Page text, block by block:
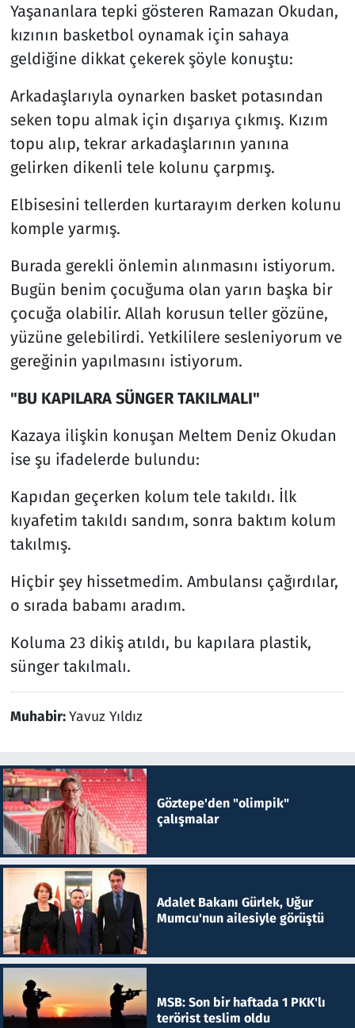
Yaşananlara tepki gösteren Ramazan Okudan,
kızının basketbol oynamak için sahaya
geldiğine dikkat çekerek şöyle konuştu:
Arkadaşlarıyla oynarken basket potasından
seken topu almak için dışarıya çıkmış. Kızım
topu alıp, tekrar arkadaşlarının yanına
gelirken dikenli tele kolunu çarpmış.
Elbisesini tellerden kurtarayım derken kolunu
komple yarmış.
Burada gerekli önlemin alınmasını istiyorum.
Bugün benim çocuğuma olan yarın başka bir
çocuğa olabilir. Allah korusun teller gözüne,
yüzüne gelebilirdi. Yetkililere sesleniyorum ve
gereğinin yapılmasını istiyorum.
"BU KAPILARA SÜNGER TAKILMALI"
Kazaya ilişkin konuşan Meltem Deniz Okudan
ise şu ifadelerde bulundu:
Kapıdan geçerken kolum tele takıldı. İlk
kıyafetim takıldı sandım, sonra baktım kolum
takılmış.
Hiçbir şey hissetmedim. Ambulansı çağırdılar,
o sırada babamı aradım.
Koluma 23 dikiş atıldı, bu kapılara plastik,
sünger takılmalı.
Muhabir:Yavuz Yıldız
Göztepe'den "olimpik"
çalışmalar
Adalet Bakanı Gürlek, Uğur
Mumcu'nun ailesiyle görüştü
MSB: Son bir haftada 1 PKK'lı
terörist teslim oldu